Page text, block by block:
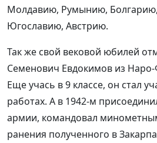
Молдавию, Румынию,
Югославию, Австрию.
Так же свой вековой юбилей
Семенович Евдокимов из Наро-
Еще учась в 9 классе, он стал
работах. А в 1942-м
армии, командовал
ранения полученного в